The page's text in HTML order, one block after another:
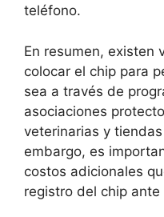
teléfono.
En resumen, existen
colocar el chip para
sea a través de
asociaciones
veterinarias y
embargo, es
costos adicionales
registro del chip